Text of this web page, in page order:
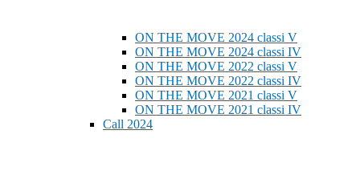
ON THE MOVE 2024 classi V
ON THE MOVE 2024 classi IV
ON THE MOVE 2022 classi V
ON THE MOVE 2022 classi IV
ON THE MOVE 2021 classi V
ON THE MOVE 2021 classi IV
Call 2024